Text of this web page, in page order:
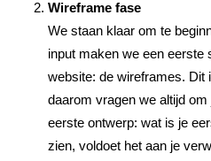
Wireframe fase
We staan klaar om te
input maken we een eerste
website: de wireframes. Dit
daarom vragen we altijd
eerste ontwerp: wat is je
zien, voldoet het aan je